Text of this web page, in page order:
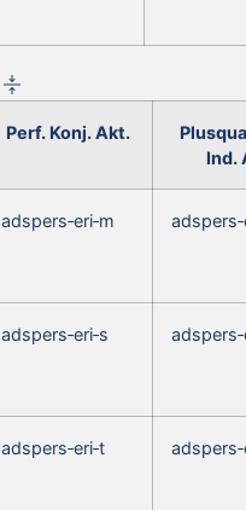
Perf. Konj. Akt.
Ind.
adspers‑eri‑m
adspers‑eri‑s
adspers‑eri‑t